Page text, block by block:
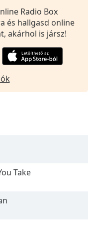
Radio Box
és hallgasd online
akárhol is jársz!
Take